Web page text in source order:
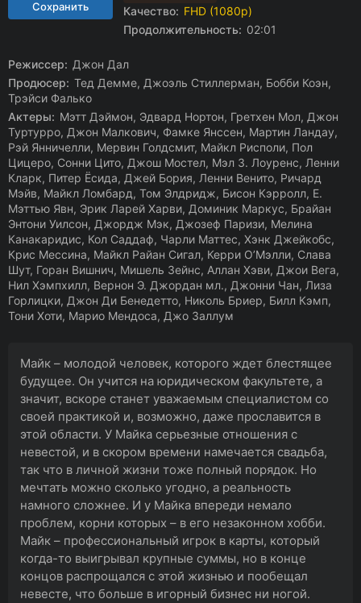
Качество: FHD (1080p)
Продолжительность: 02:01
Режиссер: Джон Дал
Продюсер: Тед Демме, Джоэль Стиллерман, Бобби Коэн,
Трэйси Фалько
Актеры: Мэтт Дэймон, Эдвард Нортон, Гретхен Мол, Джон
Туртурро, Джон Малкович, Фамке Янссен, Мартин Ландау,
Рэй Янничелли, Мервин Голдсмит, Майкл Рисполи, Пол
Цицеро, Сонни Цито, Джош Мостел, Мэл З. Лоуренс, Ленни
Кларк, Питер Ёсида, Джей Бория, Ленни Венито, Ричард
Мэйв, Майкл Ломбард, Том Элдридж, Бисон Кэрролл, Е.
Мэттью Явн, Эрик Ларей Харви, Доминик Маркус, Брайан
Энтони Уилсон, Джордж Мэк, Джозеф Паризи, Мелина
Канакаридис, Кол Саддаф, Чарли Маттес, Хэнк Джейкобс,
Крис Мессина, Майкл Райан Сигал, Керри О’Мэлли, Слава
Шут, Горан Вишнич, Мишель Зейнс, Аллан Хэви, Джои Вега,
Нил Хэмпхилл, Вернон Э. Джордан мл., Джонни Чан, Лиза
Горлицки, Джон Ди Бенедетто, Николь Бриер, Билл Кэмп,
Тони Хоти, Марио Мендоса, Джо Заллум
Майк – молодой человек, которого ждет блестящее
будущее. Он учится на юридическом факультете, а
значит, вскоре станет уважаемым специалистом со
своей практикой и, возможно, даже прославится в
этой области. У Майка серьезные отношения с
невестой, и в скором времени намечается свадьба,
так что в личной жизни тоже полный порядок. Но
мечтать можно сколько угодно, а реальность
намного сложнее. И у Майка впереди немало
проблем, корни которых – в его незаконном хобби.
Майк – профессиональный игрок в карты, который
когда-то выигрывал крупные суммы, но в конце
концов распрощался с этой жизнью и пообещал
невесте, что больше в игорный бизнес ни ногой.